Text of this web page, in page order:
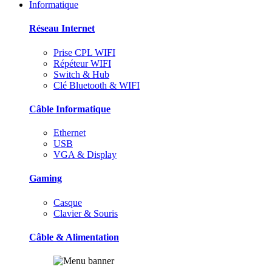
Informatique
Réseau Internet
Prise CPL WIFI
Répéteur WIFI
Switch & Hub
Clé Bluetooth & WIFI
Câble Informatique
Ethernet
USB
VGA & Display
Gaming
Casque
Clavier & Souris
Câble & Alimentation